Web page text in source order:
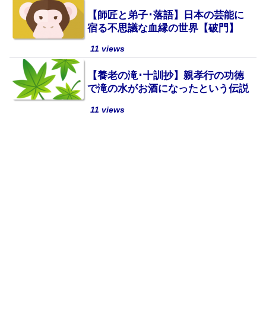
【師匠と弟子･落語】日本の芸能に
宿る不思議な血縁の世界【破門】
11 views
【養老の滝･十訓抄】親孝行の功徳
で滝の水がお酒になったという伝説
11 views